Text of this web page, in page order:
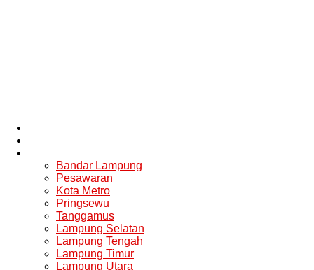
Bandar Lampung
Pesawaran
Kota Metro
Pringsewu
Tanggamus
Lampung Selatan
Lampung Tengah
Lampung Timur
Lampung Utara